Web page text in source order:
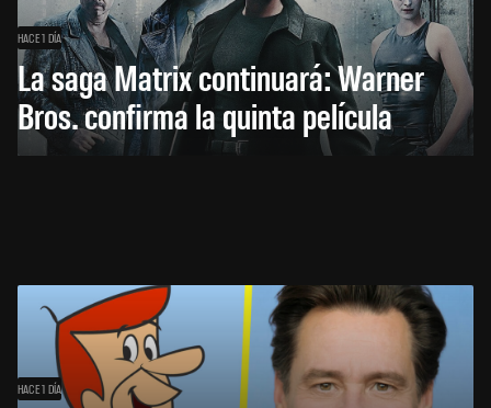
HACE 1 DÍA
La saga Matrix continuará: Warner
Bros. confirma la quinta película
HACE 1 DÍA